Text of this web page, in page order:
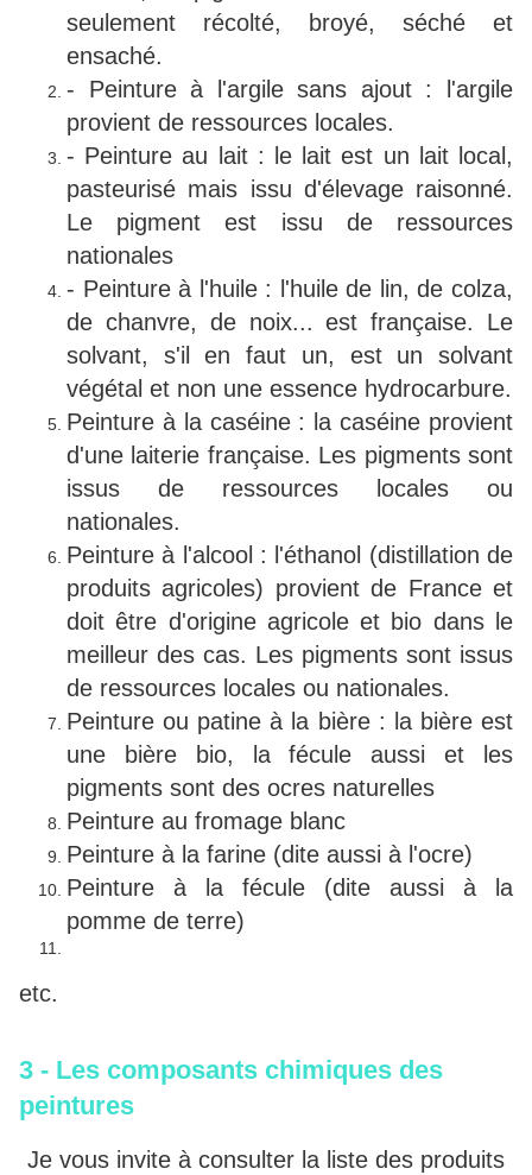
seulement récolté, broyé, séché et
ensaché.
- Peinture à l'argile sans ajout : l'argile
provient de ressources locales.
- Peinture au lait : le lait est un lait local,
pasteurisé mais issu d'élevage raisonné.
Le pigment est issu de ressources
nationales
- Peinture à l'huile : l'huile de lin, de colza,
de chanvre, de noix... est française. Le
solvant, s'il en faut un, est un solvant
végétal et non une essence hydrocarbure.
Peinture à la caséine : la caséine provient
d'une laiterie française. Les pigments sont
issus de ressources locales ou
nationales.
Peinture à l'alcool : l'éthanol (distillation de
produits agricoles) provient de France et
doit être d'origine agricole et bio dans le
meilleur des cas. Les pigments sont issus
de ressources locales ou nationales.
Peinture ou patine à la bière : la bière est
une bière bio, la fécule aussi et les
pigments sont des ocres naturelles
Peinture au fromage blanc
Peinture à la farine (dite aussi à l'ocre)
Peinture à la fécule (dite aussi à la
pomme de terre)
etc.
3 - Les composants chimiques des
peintures
Je vous invite à consulter la liste des produits